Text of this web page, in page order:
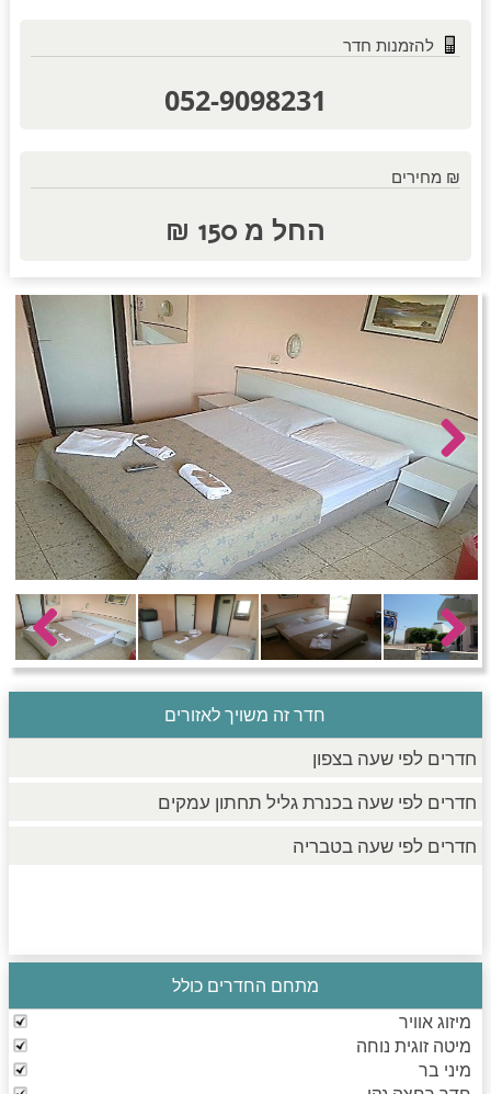
חדרים לפי שעה באזור השפלה
חדרים לפי שעה בהשרון
חדרים לפי שעה בגליל עליון
חדרים לפי שעה בחוף הכרמל
חדרים לפי שעה בחיפה קריות
חדרים לפי שעה בכנרת גליל תחתון עמקים
חדרים לפי שעה ברמת הגולן
להזמנות חדר
052-9098231
₪ מחירים
החל מ 150 ₪
Next
Previous Next
חדר זה משויך לאזורים
חדרים לפי שעה בצפון
חדרים לפי שעה בכנרת גליל תחתון עמקים
חדרים לפי שעה בטבריה
מתחם החדרים כולל
מיזוג אוויר
מיטה זוגית נוחה
מיני בר